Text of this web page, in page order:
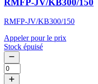
RMFP-JV/KB300/150
RMFP-JV/KB300/150
Appeler pour le prix
Stock épuisé